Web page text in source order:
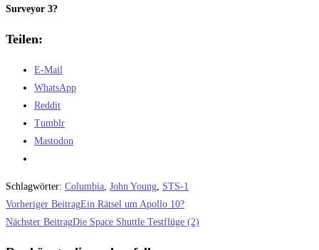
Surveyor 3?
Teilen:
E-Mail
WhatsApp
Reddit
Tumblr
Mastodon
Schlagwörter: Columbia John Young STS-1
Weitere
Artikel
ansehen
Vorheriger BeitragEin Rätsel um Apollo 10?
Nächster BeitragDie Space Shuttle Testflüge (2)